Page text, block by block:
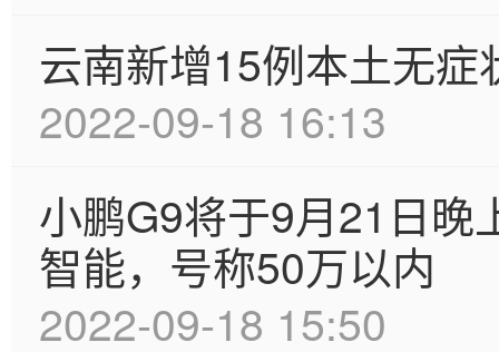
云南新增15例本土无症
2022-09-18 16:13
小鹏G9将于9月21日晚
智能，号称50万以内
2022-09-18 15:50